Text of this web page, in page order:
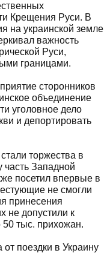
Крещения Руси. В
на украинской земле
важность
Руси,
границами.
сторонников
объединение
уголовное дело
и депортировать
торжества в
часть Западной
посетил впервые в
не смогли
принесения
не допустили к
50 тыс. прихожан.
поездки в Украину